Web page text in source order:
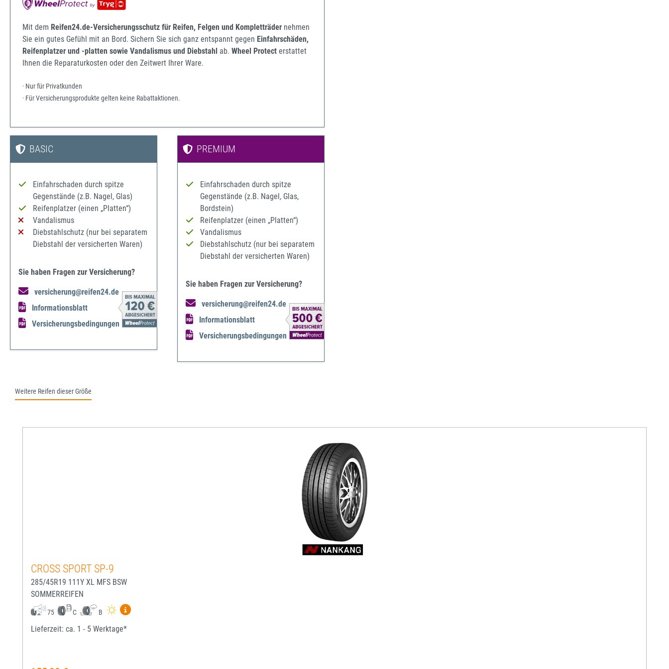
Mit dem Reifen24.de-Versicherungsschutz für Reifen, Felgen und Kompletträder nehmen
Sie ein gutes Gefühl mit an Bord. Sichern Sie sich ganz entspannt gegen Einfahrschäden,
Reifenplatzer und -platten sowie Vandalismus und Diebstahl ab. Wheel Protect erstattet
Ihnen die Reparaturkosten oder den Zeitwert Ihrer Ware.
· Nur für Privatkunden
· Für Versicherungsprodukte gelten keine Rabattaktionen.
BASIC
Einfahrschaden durch spitze
Gegenstände (z.B. Nagel, Glas)
Reifenplatzer (einen „Platten“)
Vandalismus
Diebstahlschutz (nur bei separatem
Diebstahl der versicherten Waren)
Sie haben Fragen zur Versicherung?
versicherung@reifen24.de
Informationsblatt
Versicherungsbedingungen
PREMIUM
Einfahrschaden durch spitze
Gegenstände (z.B. Nagel, Glas,
Bordstein)
Reifenplatzer (einen „Platten“)
Vandalismus
Diebstahlschutz (nur bei separatem
Diebstahl der versicherten Waren)
Sie haben Fragen zur Versicherung?
versicherung@reifen24.de
Informationsblatt
Versicherungsbedingungen
Weitere Reifen dieser Größe
CROSS SPORT SP-9
285/45R19 111Y XL MFS BSW
SOMMERREIFEN
75 C B
Mehr Informationen zum EU-Reifenlabel anzeigen
Lieferzeit: ca. 1 - 5 Werktage*